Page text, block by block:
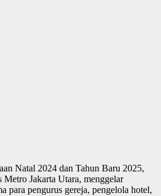
Natal 2024 dan Tahun Baru 2025,
Metro Jakarta Utara, menggelar
para pengurus gereja, pengelola hotel,